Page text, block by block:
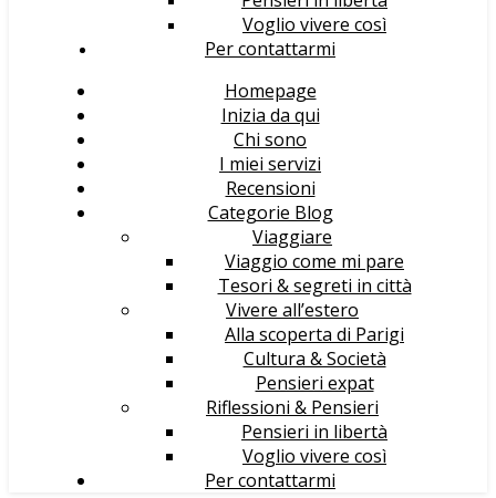
Voglio vivere così
Per contattarmi
Homepage
Inizia da qui
Chi sono
I miei servizi
Recensioni
Categorie Blog
Viaggiare
Viaggio come mi pare
Tesori & segreti in città
Vivere all’estero
Alla scoperta di Parigi
Cultura & Società
Pensieri expat
Riflessioni & Pensieri
Pensieri in libertà
Voglio vivere così
Per contattarmi